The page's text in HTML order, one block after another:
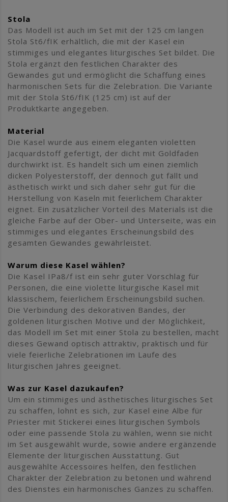
Stola
Das Modell ist auch im Set mit der 125 cm langen
Stola St6/fIK erhältlich, die mit der Kasel ein
stimmiges und elegantes liturgisches Set bildet. Die
Stola ergänzt den festlichen Charakter des
Gewandes gut und ermöglicht die Schaffung eines
harmonischen Sets für die Zelebration. Die Variante
mit der Stola St6/fIK (125 cm) ist auf der
Produktkarte angegeben.
Material
Die Kasel wurde aus einem eleganten violetten
Jacquardstoff gefertigt, der dicht mit Goldfaden
durchwirkt ist. Es handelt sich um einen ziemlich
dicken Polyesterstoff, der dennoch gut fällt und
ästhetisch wirkt und sich daher sehr gut für die
Herstellung von Kaseln mit feierlichem Charakter
eignet. Ein zusätzlicher Vorteil des Materials ist die
gleiche Farbe auf der Ober- und Unterseite, was ein
stimmiges und elegantes Erscheinungsbild des
gesamten Gewandes gewährleistet.
Warum diese Kasel wählen?
Die Kasel IPa8/f ist ein sehr guter Vorschlag für
Personen, die eine violette liturgische Kasel mit
klassischem, feierlichem Erscheinungsbild suchen.
Die Verbindung des dekorativen Bandes, der
goldenen liturgischen Motive und der Möglichkeit,
das Modell im Set mit einer Stola zu bestellen, macht
dieses Gewand optisch attraktiv, praktisch und für
viele feierliche Zelebrationen im Laufe des
liturgischen Jahres geeignet.
Was zur Kasel dazukaufen?
Um ein stimmiges und ästhetisches liturgisches Set
zu schaffen, lohnt es sich, zur Kasel eine Albe für
Priester mit Stickerei eines liturgischen Symbols
oder eine passende Stola zu wählen, wenn sie nicht
im Set ausgewählt wurde, sowie andere ergänzende
Elemente der liturgischen Ausstattung. Gut
ausgewählte Accessoires helfen, den festlichen
Charakter der Zelebration zu betonen und während
des Dienstes ein harmonisches Ganzes zu schaffen.